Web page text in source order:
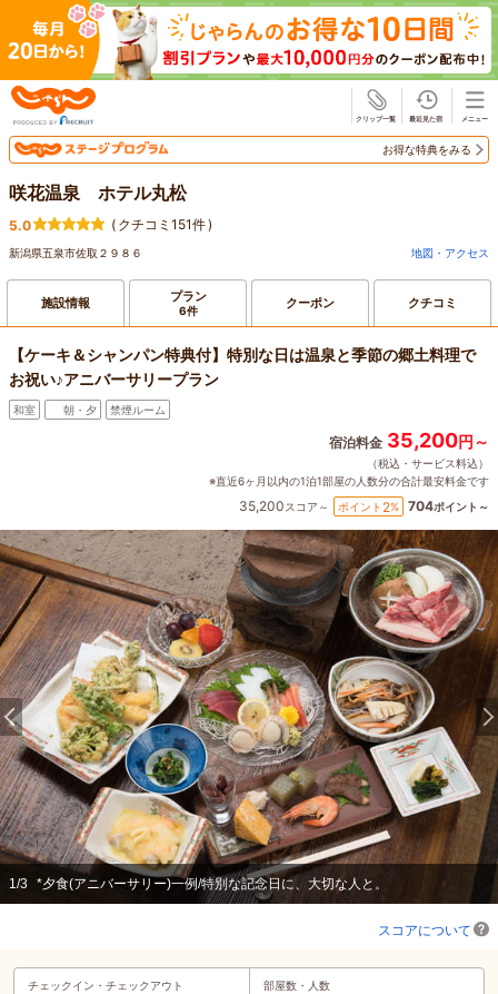
お得な特典をみる
咲花温泉 ホテル丸松
5.0 ( クチコミ151件)
新潟県五泉市佐取２９８６ 地図・アクセス
施設情報 プラン
6件 クーポン クチコミ
【ケーキ＆シャンパン特典付】特別な日は温泉と季節の郷土料理で
お祝い♪アニバーサリープラン
和室 朝・夕 禁煙ルーム
宿泊料金 35,200円～
（税込・サービス料込）
※直近6ヶ月以内の1泊1部屋の人数分の合計最安料金です
35,200スコア～ ポイント 2% 704ポイント～
1/3 *夕食(アニバーサリー)一例/特別な記念日に、大切な人と。
スコアについて
チェックイン・ チェックアウト 部屋数・人数